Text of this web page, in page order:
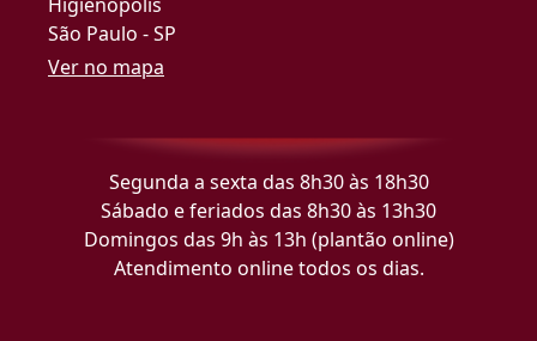
São Paulo - SP
Ver no mapa
Segunda a sexta das 8h30 às 18h30
Sábado e feriados das 8h30 às 13h30
Domingos das 9h às 13h (plantão online)
Atendimento online todos os dias.